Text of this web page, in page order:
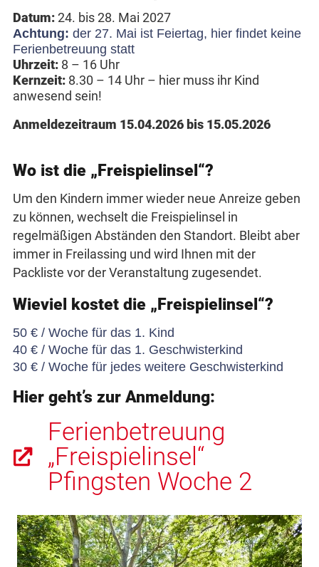
Datum:24. bis 28. Mai 2027
Achtung: der 27. Mai ist Feiertag, hier findet keine
Ferienbetreuung statt
Uhrzeit: 8 – 16 Uhr
Kernzeit:8.30 – 14 Uhr – hier muss ihr Kind
anwesend sein!
Anmeldezeitraum 15.04.2026 bis 15.05.2026
Wo ist die „Freispielinsel“?
Um den Kindern immer wieder neue Anreize geben
zu können, wechselt die Freispielinsel in
regelmäßigen Abständen den Standort. Bleibt aber
immer in Freilassing und wird Ihnen mit der
Packliste vor der Veranstaltung zugesendet.
Wieviel kostet die „Freispielinsel“?
50 € / Woche für das 1. Kind
40 € / Woche für das 1. Geschwisterkind
30 € / Woche für jedes weitere Geschwisterkind
Hier geht’s zur Anmeldung:
Ferienbetreuung
„Freispielinsel“
Pfingsten Woche 2